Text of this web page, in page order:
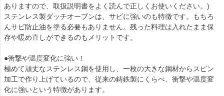
ありますので、取扱説明書をよく読んで正しくお使いください。)
ステンレス製ダッチオーブンは、サビに強いのも特徴です。もちろ
んサビ防止油を塗る必要もありません。残った料理は入れたまま保
存や暖め直しができるのもメリットです。
●衝撃や温度変化に強い！
極めて頑丈なステンレス鋼を使用し、一枚の大きな鋼材からスピン
加工で作り上げているので、従来の鋳鉄製にくらべ、衝撃や温度変
化に強いという特徴があります。